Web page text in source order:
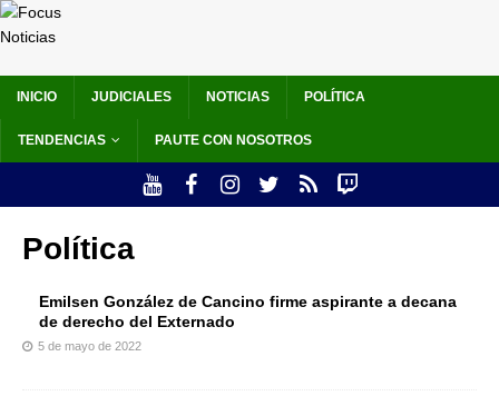
INICIO JUDICIALES NOTICIAS POLÍTICA
TENDENCIAS PAUTE CON NOSOTROS
Política
Emilsen González de Cancino firme aspirante a decana
de derecho del Externado
5 de mayo de 2022